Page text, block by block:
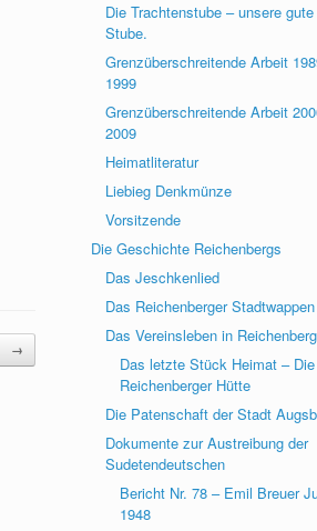
→
Die Trachtenstube – unsere gute
Stube.
Grenzüberschreitende Arbeit
1999
Grenzüberschreitende Arbeit
2009
Heimatliteratur
Liebieg Denkmünze
Vorsitzende
Die Geschichte Reichenbergs
Das Jeschkenlied
Das Reichenberger Stadtwappen
Das Vereinsleben in Reichenberg
Das letzte Stück Heimat – Die
Reichenberger Hütte
Die Patenschaft der Stadt
Dokumente zur Austreibung der
Sudetendeutschen
Bericht Nr. 78 – Emil Breuer
1948